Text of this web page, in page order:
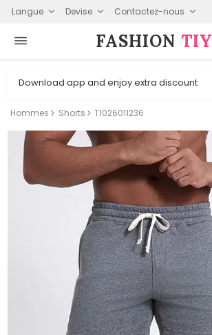
Langue Devise Contactez-nous
FASHION⁠ TIY
Download app and enjoy extra discount
Hommes Shorts T1026011236